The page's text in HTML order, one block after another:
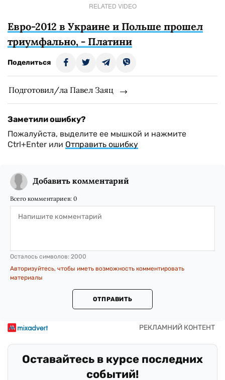
RELATED VIDEO
Евро-2012 в Украине и Польше прошел
триумфально, - Платини
Поделиться
Подготовил/ла Павел Заяц
Заметили ошибку?
Пожалуйста, выделите ее мышкой и нажмите
Ctrl+Enter или Отправить ошибку
Добавить комментарий
Всего комментариев: 0
Осталось символов: 2000
Авторизуйтесь, чтобы иметь возможность комментировать
материалы
ОТПРАВИТЬ
Оставайтесь в курсе последних
событий!